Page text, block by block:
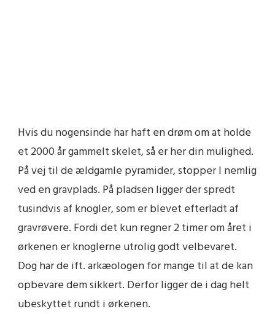
Hvis du nogensinde har haft en drøm om at holde
et 2000 år gammelt skelet, så er her din mulighed.
På vej til de ældgamle pyramider, stopper I nemlig
ved en gravplads. På pladsen ligger der spredt
tusindvis af knogler, som er blevet efterladt af
gravrøvere. Fordi det kun regner 2 timer om året i
ørkenen er knoglerne utrolig godt velbevaret.
Dog har de ift. arkæologen for mange til at de kan
opbevare dem sikkert. Derfor ligger de i dag helt
ubeskyttet rundt i ørkenen.